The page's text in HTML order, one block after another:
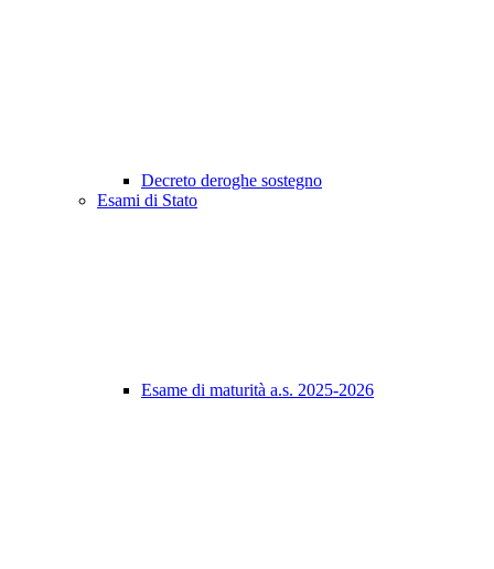
Decreto deroghe sostegno
Esami di Stato
Esame di maturità a.s. 2025-2026